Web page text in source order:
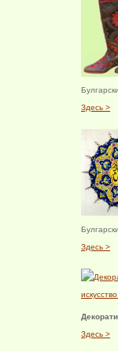
Здесь >
Здесь >
Здесь >